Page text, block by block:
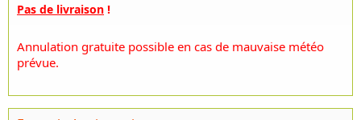
Pas de livraison !
Annulation gratuite possible en cas de mauvaise météo
prévue.